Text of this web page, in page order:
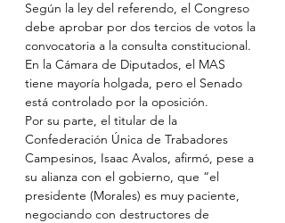
Según la ley del referendo, el Congreso
debe aprobar por dos tercios de votos la
convocatoria a la consulta constitucional.
En la Cámara de Diputados, el MAS
tiene mayoría holgada, pero el Senado
está controlado por la oposición.
Por su parte, el titular de la
Confederación Única de Trabadores
Campesinos, Isaac Avalos, afirmó, pese a
su alianza con el gobierno, que “el
presidente (Morales) es muy paciente,
negociando con destructores de